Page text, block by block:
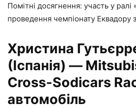
Помітні досягнення: участь у ралі
проведення чемпіонату Еквадору
Христина
(Іспанія) —
Cross-Sodicars
автомобіль